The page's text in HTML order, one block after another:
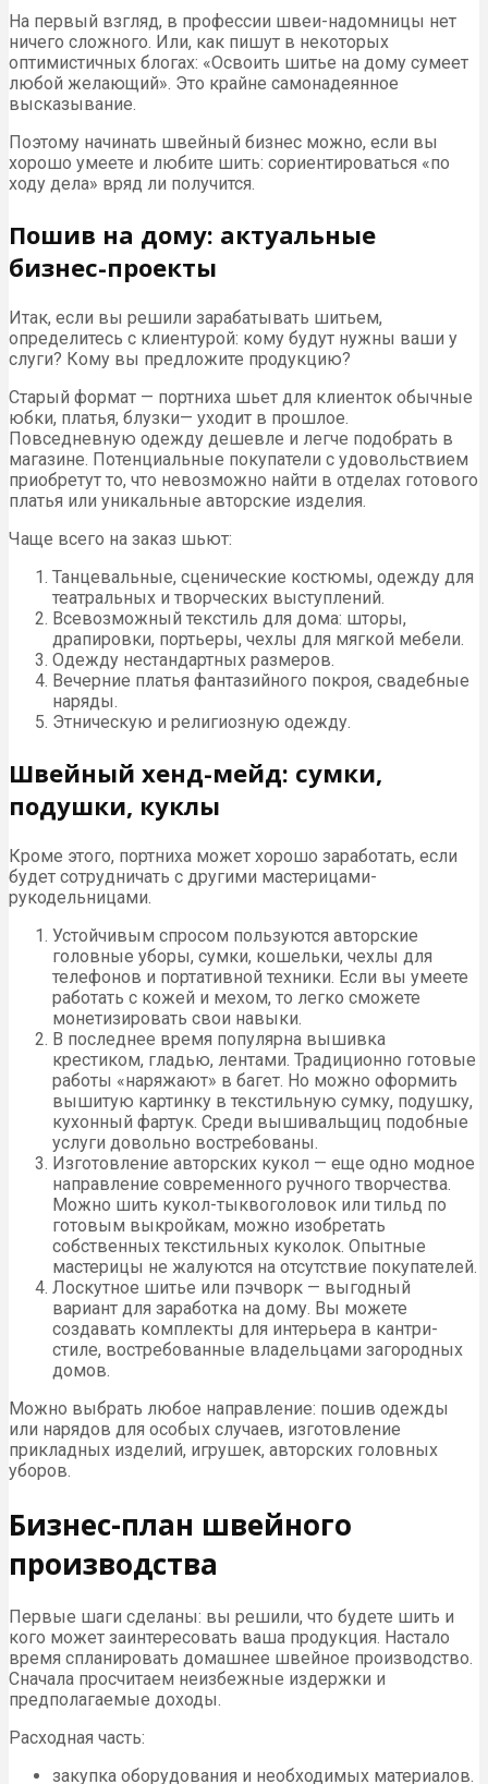
На первый взгляд, в профессии швеи-надомницы нет
ничего сложного. Или, как пишут в некоторых
оптимистичных блогах: «Освоить шитье на дому сумеет
любой желающий». Это крайне самонадеянное
высказывание.
Поэтому начинать швейный бизнес можно, если вы
хорошо умеете и любите шить: сориентироваться «по
ходу дела» вряд ли получится.
Пошив на дому: актуальные
бизнес-проекты
Итак, если вы решили зарабатывать шитьем,
определитесь с клиентурой: кому будут нужны ваши у
слуги? Кому вы предложите продукцию?
Старый формат — портниха шьет для клиенток обычные
юбки, платья, блузки— уходит в прошлое.
Повседневную одежду дешевле и легче подобрать в
магазине. Потенциальные покупатели с удовольствием
приобретут то, что невозможно найти в отделах готового
платья или уникальные авторские изделия.
Чаще всего на заказ шьют:
Танцевальные, сценические костюмы, одежду для
театральных и творческих выступлений.
Всевозможный текстиль для дома: шторы,
драпировки, портьеры, чехлы для мягкой мебели.
Одежду нестандартных размеров.
Вечерние платья фантазийного покроя, свадебные
наряды.
Этническую и религиозную одежду.
Швейный хенд-мейд: сумки,
подушки, куклы
Кроме этого, портниха может хорошо заработать, если
будет сотрудничать с другими мастерицами-
рукодельницами.
Устойчивым спросом пользуются авторские
головные уборы, сумки, кошельки, чехлы для
телефонов и портативной техники. Если вы умеете
работать с кожей и мехом, то легко сможете
монетизировать свои навыки.
В последнее время популярна вышивка
крестиком, гладью, лентами. Традиционно готовые
работы «наряжают» в багет. Но можно оформить
вышитую картинку в текстильную сумку, подушку,
кухонный фартук. Среди вышивальщиц подобные
услуги довольно востребованы.
Изготовление авторских кукол — еще одно модное
направление современного ручного творчества.
Можно шить кукол-тыквоголовок или тильд по
готовым выкройкам, можно изобретать
собственных текстильных куколок. Опытные
мастерицы не жалуются на отсутствие покупателей.
Лоскутное шитье или пэчворк — выгодный
вариант для заработка на дому. Вы можете
создавать комплекты для интерьера в кантри-
стиле, востребованные владельцами загородных
домов.
Можно выбрать любое направление: пошив одежды
или нарядов для особых случаев, изготовление
прикладных изделий, игрушек, авторских головных
уборов.
Бизнес-план швейного
производства
Первые шаги сделаны: вы решили, что будете шить и
кого может заинтересовать ваша продукция. Настало
время спланировать домашнее швейное производство.
Сначала просчитаем неизбежные издержки и
предполагаемые доходы.
Расходная часть:
закупка оборудования и необходимых материалов.